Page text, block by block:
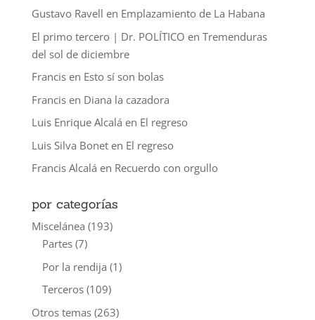
Gustavo Ravell en Emplazamiento de La Habana
El primo tercero | Dr. POLÍTICO en Tremenduras
del sol de diciembre
Francisen Esto sí son bolas
Francisen Diana la cazadora
Luis Enrique Alcalá en El regreso
Luis Silva Boneten El regreso
Francis Alcalá en Recuerdo con orgullo
por categorías
Miscelánea (193)
Partes(7)
Por la rendija (1)
Terceros(109)
Otros temas(263)